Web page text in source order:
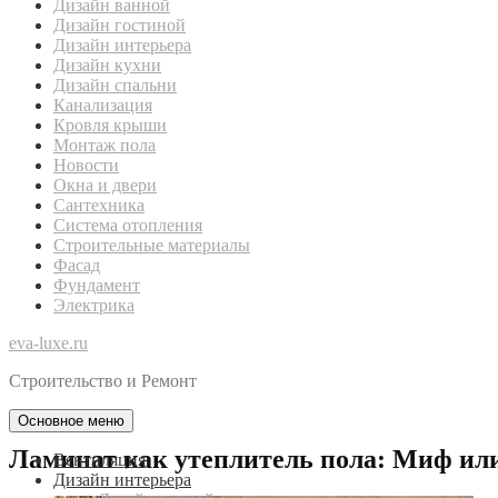
Дизайн ванной
Дизайн гостиной
Дизайн интерьера
Дизайн кухни
Дизайн спальни
Канализация
Кровля крыши
Монтаж пола
Новости
Окна и двери
Сантехника
Система отопления
Строительные материалы
Фасад
Фундамент
Электрика
eva-luxe.ru
Строительство и Ремонт
Основное меню
Вентиляция
Дизайн интерьера
Ламинат как утеплитель пола: Миф